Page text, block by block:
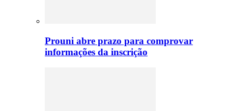
Prouni abre prazo para comprovar
informações da inscrição